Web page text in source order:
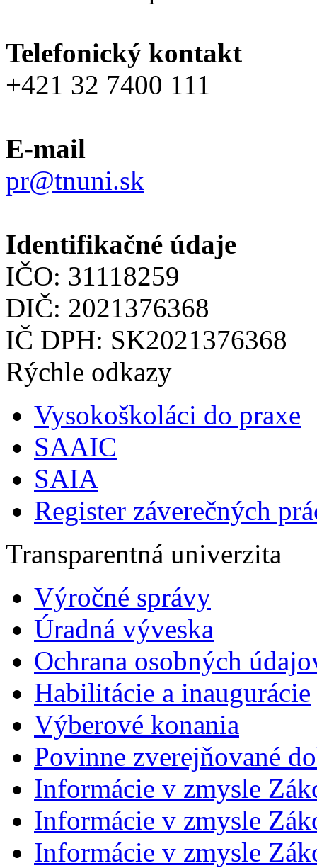
Telefonický kontakt
+421 32 7400 111
E-mail
pr@tnuni.sk
Identifikačné údaje
IČO: 31118259
DIČ: 2021376368
IČ DPH: SK2021376368
Rýchle odkazy
Vysokoškoláci do praxe
SAAIC
SAIA
Register záverečných
Transparentná univerzita
Výročné správy
Úradná výveska
Ochrana osobných
Habilitácie a inaugurácie
Výberové konania
Povinne zverejňované
Informácie v zmysle
Informácie v zmysle
Informácie v zmysle